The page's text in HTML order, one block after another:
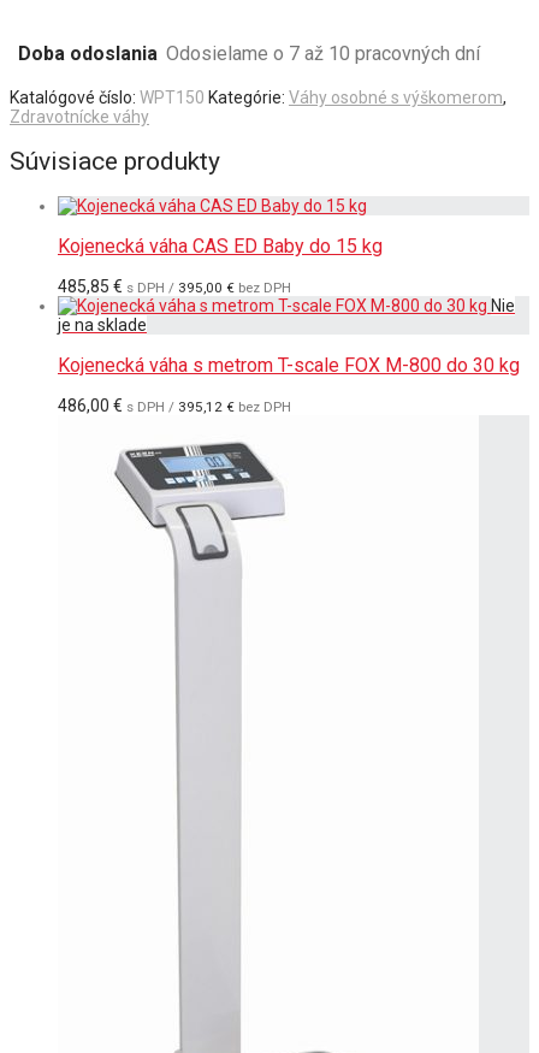
Doba odoslania Odosielame o 7 až 10 pracovných dní
Katalógové číslo: WPT150 Kategórie: Váhy osobné s výškomerom,
Zdravotnícke váhy
Súvisiace produkty
Kojenecká váha CAS ED Baby do 15 kg
485,85 € s DPH / 395,00 € bez DPH
Kojenecká váha s metrom T-scale FOX M-800 do 30 kg
486,00 € s DPH / 395,12 € bez DPH